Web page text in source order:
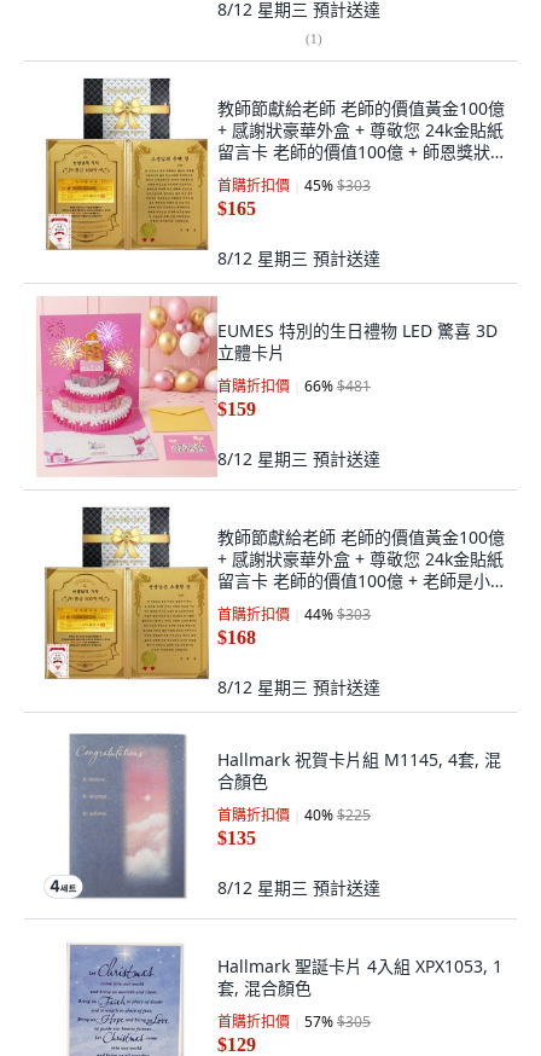
8/12 星期三 預計送達
(1)
教師節獻給老師 老師的價值黃金100億
+ 感謝狀豪華外盒 + 尊敬您 24k金貼紙
留言卡 老師的價值100億 + 師恩獎狀
組合, 混合色, 1套
首購折扣價 45%$303
$165
8/12 星期三 預計送達
EUMES 特別的生日禮物 LED 驚喜 3D
立體卡片
首購折扣價 66%$481
$159
8/12 星期三 預計送達
教師節獻給老師 老師的價值黃金100億
+ 感謝狀豪華外盒 + 尊敬您 24k金貼紙
留言卡 老師的價值100億 + 老師是小
總統獎 套組, 混合色, 1套
首購折扣價 44%$303
$168
8/12 星期三 預計送達
Hallmark 祝賀卡片組 M1145, 4套, 混
合顏色
首購折扣價 40%$225
$135
8/12 星期三 預計送達
Hallmark 聖誕卡片 4入組 XPX1053, 1
套, 混合顏色
首購折扣價 57%$305
$129